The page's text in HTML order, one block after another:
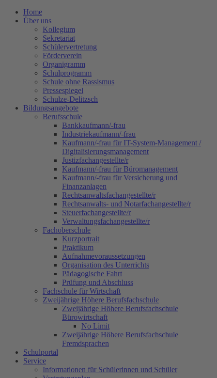
Home
Über uns
Kollegium
Sekretariat
Schülervertretung
Förderverein
Organigramm
Schulprogramm
Schule ohne Rassismus
Pressespiegel
Schulze-Delitzsch
Bildungsangebote
Berufsschule
Bankkaufmann/-frau
Industriekaufmann/-frau
Kaufmann/-frau für IT-System-Management /
Digitalisierungsmanagement
Justizfachangestellte/r
Kaufmann/-frau für Büromanagement
Kaufmann/-frau für Versicherung und
Finanzanlagen
Rechtsanwaltsfachangestellte/r
Rechtsanwalts- und Notarfachangestellte/r
Steuerfachangestellte/r
Verwaltungsfachangestellte/r
Fachoberschule
Kurzportrait
Praktikum
Aufnahmevoraussetzungen
Organisation des Unterrichts
Pädagogische Fahrt
Prüfung und Abschluss
Fachschule für Wirtschaft
Zweijährige Höhere Berufsfachschule
Zweijährige Höhere Berufsfachschule
Bürowirtschaft
No Limit
Zweijährige Höhere Berufsfachschule
Fremdsprachen
Schulportal
Service
Informationen für Schülerinnen und Schüler